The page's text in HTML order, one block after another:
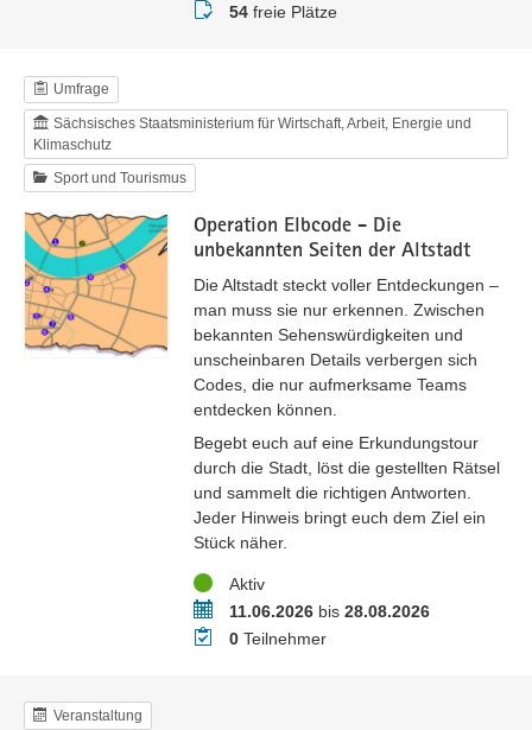
Buchungsstatus
54freie Plätze
Umfrage
Sächsisches Staatsministerium für Wirtschaft, Arbeit, Energie und
Klimaschutz
Sport und Tourismus
Operation Elbcode - Die
unbekannten Seiten der Altstadt
Die Altstadt steckt voller Entdeckungen –
man muss sie nur erkennen. Zwischen
bekannten Sehenswürdigkeiten und
unscheinbaren Details verbergen sich
Codes, die nur aufmerksame Teams
entdecken können.
Begebt euch auf eine Erkundungstour
durch die Stadt, löst die gestellten Rätsel
und sammelt die richtigen Antworten.
Jeder Hinweis bringt euch dem Ziel ein
Stück näher.
StatusAktiv
Zeitraum11.06.2026bis 28.08.2026
Teilnehmer
0Teilnehmer
Veranstaltung